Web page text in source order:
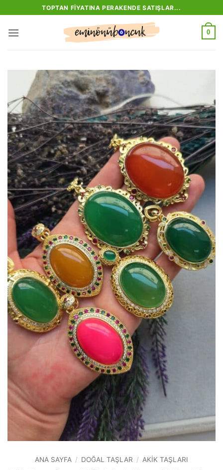
atla
TOPTAN FIYATINA PERAKENDE SATIŞLAR...
0
ANA SAYFA / DOĞAL TAŞLAR / AKIK TAŞLARI